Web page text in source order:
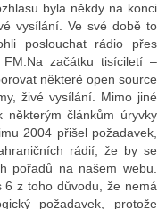
byla někdy na konci
vysílání. Ve své době to
poslouchat rádio přes
začátku tisíciletí –
některé open source
živé vysílání. Mimo jiné
článkům úryvky
2004 přišel požadavek,
rádií, že by se
pořadů na našem webu.
6 z toho důvodu, že nemá
požadavek, protože